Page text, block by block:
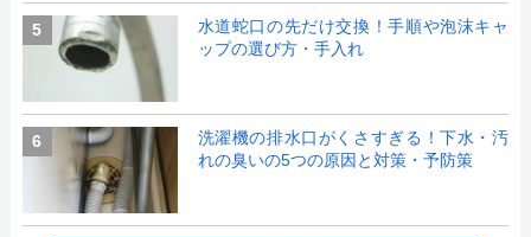
5
水道蛇口の先だけ交換！手順や泡沫キャ
ップの選び方・手入れ
6
洗濯機の排水口がくさすぎる！下水・汚
れの臭いの5つの原因と対策・予防策